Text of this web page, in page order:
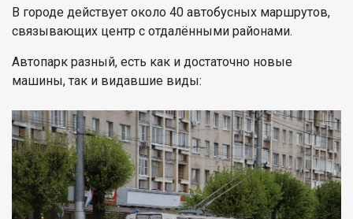
В городе действует около 40 автобусных маршрутов,
связывающих центр с отдалёнными районами.
Автопарк разный, есть как и достаточно новые
машины, так и видавшие виды: